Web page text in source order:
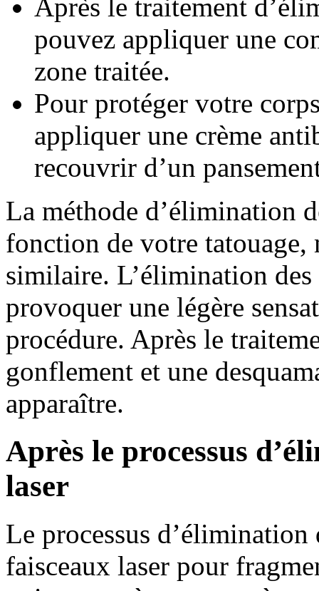
Après le traitement
pouvez appliquer une
zone traitée.
Pour protéger votre
appliquer une crème
recouvrir d’un
La méthode d’élimination
fonction de votre tatouage,
similaire. L’élimination des
provoquer une légère
procédure. Après le
gonflement et une
apparaître.
Après le processus
laser
Le processus d’élimination
faisceaux laser pour